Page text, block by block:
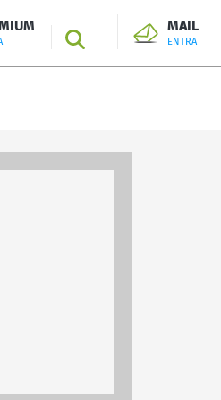
SEARCH
MAIL
ENTRA